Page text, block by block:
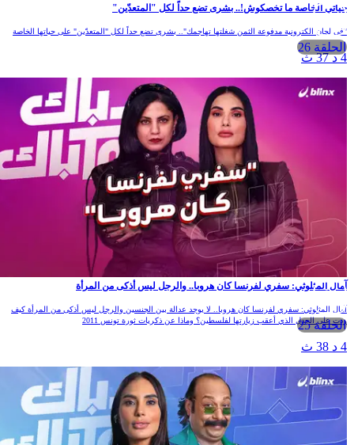
الحلقة 26
حياتي الخاصة ما تخصكوش!.. بشرى تضع حداً لكل "المتعدّين"
"في لجان الكترونية مدفوعة الثمن شغلتها تهاجمك".. بشرى تضع حداً لكل "المتعدّين" على حياتها الخاصة
الحلقة 25
آمال المثلوثي: سفري لفرنسا كان هروبا.. والرجل ليس أذكى من المرأة
آمال المثلوثي: سفري لفرنسا كان هروبا.. لا يوجد عدالة بين الجنسين والرجل ليس أذكى من المرأة كيف
ردت على الجدل الذي أعقب زيارتها لفلسطين؟ وماذا عن ذكريات ثورة تونس 2011